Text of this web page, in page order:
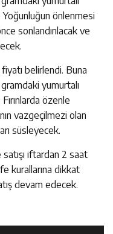
Yoğunluğun önlenmesi
sonlandırılacak ve
belirlendi. Buna
yumurtalı
özenle
vazgeçilmezi olan
süsleyecek.
iftardan 2 saat
kurallarına dikkat
devam edecek.